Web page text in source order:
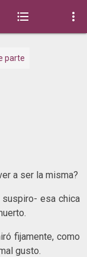
 
parte
a ser la misma?
esa chica
fijamente, como
gusto.